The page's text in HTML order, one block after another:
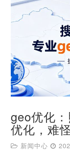
geo优化
优化，难
新闻中心